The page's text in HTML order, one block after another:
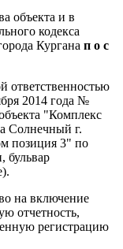
объекта и в
кодекса
Кургана п о с
ответственностью
2014 года №
"Комплекс
Солнечный г.
позиция 3" по
бульвар
на включение
отчетность,
регистрацию